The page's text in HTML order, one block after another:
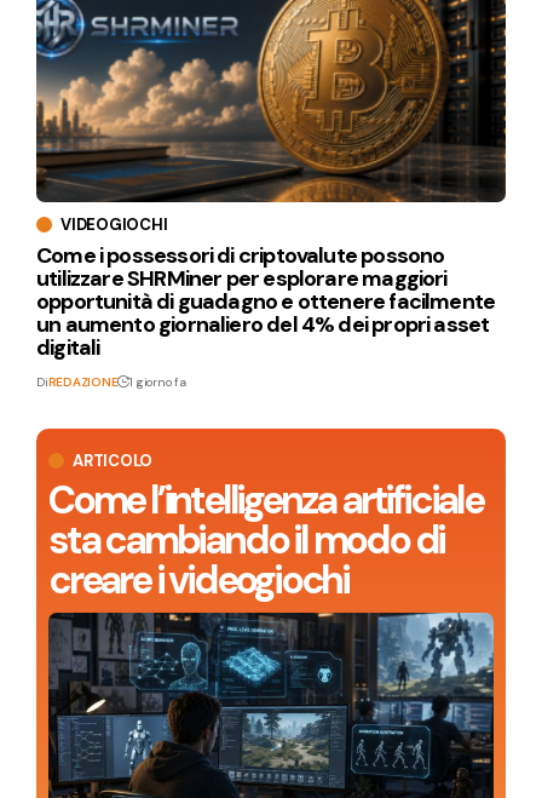
ARTICOLO
Come l’intelligenza artificiale
sta cambiando il modo di
creare i videogiochi
VIDEOGIOCHI
Come i possessori di criptovalute possono
utilizzare SHRMiner per esplorare maggiori
opportunità di guadagno e ottenere facilmente
un aumento giornaliero del 4% dei propri asset
digitali
DiREDAZIONE 1 giorno fa